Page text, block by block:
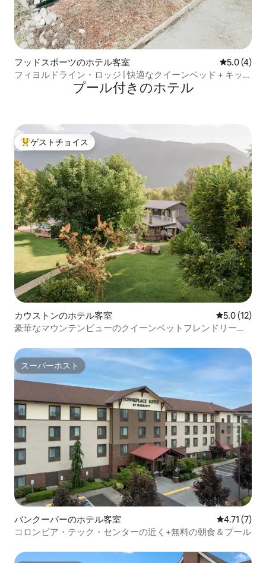
フッドスポーツのホテル客室 レビュー4
5.0 (4)
フィヨルドライン・ロッジ | 快適なクイーンベッド + キッチ
プール付きのホ⁠テ⁠ル
大好評のゲストチョイスです。
ゲストチョイス
カウストンのホテル客室 レビュー12
5.0 (12)
豪華なマウンテンビューのクイーンペットフレンドリール
スーパーホスト
スーパーホスト
バンクーバーのホテル客室 レビュー7
4.71 (7)
コロンビア・テック・センターの近く+無料の朝食＆プール